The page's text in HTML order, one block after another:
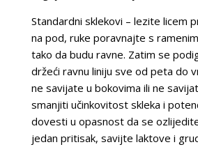
Standardni sklekovi – lezite licem
na pod, ruke poravnajte s
tako da budu ravne. Zatim se
držeći ravnu liniju sve od peta do
ne savijate u bokovima ili ne
smanjiti učinkovitost skleka i
dovesti u opasnost da se
jedan pritisak, savijte laktove i